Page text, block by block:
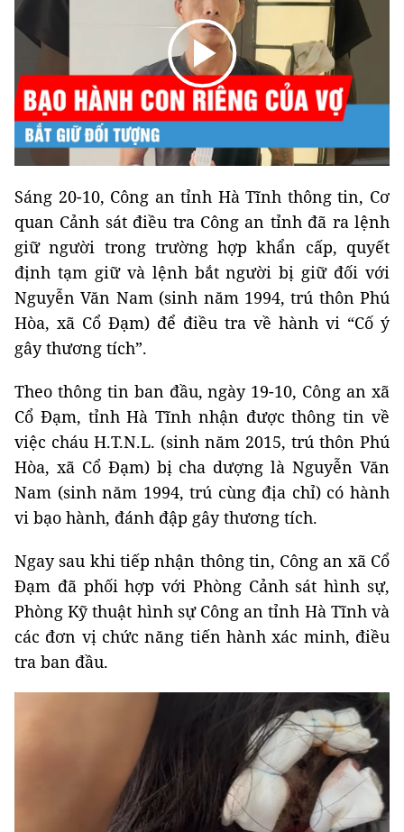
Sáng 20-10, Công an tỉnh Hà Tĩnh thông tin, Cơ
quan Cảnh sát điều tra Công an tỉnh đã ra lệnh
giữ người trong trường hợp khẩn cấp, quyết
định tạm giữ và lệnh bắt người bị giữ đối với
Nguyễn Văn Nam (sinh năm 1994, trú thôn Phú
Hòa, xã Cổ Đạm) để điều tra về hành vi “Cố ý
gây thương tích”.
Theo thông tin ban đầu, ngày 19-10, Công an xã
Cổ Đạm, tỉnh Hà Tĩnh nhận được thông tin về
việc cháu H.T.N.L. (sinh năm 2015, trú thôn Phú
Hòa, xã Cổ Đạm) bị cha dượng là Nguyễn Văn
Nam (sinh năm 1994, trú cùng địa chỉ) có hành
vi bạo hành, đánh đập gây thương tích.
Ngay sau khi tiếp nhận thông tin, Công an xã Cổ
Đạm đã phối hợp với Phòng Cảnh sát hình sự,
Phòng Kỹ thuật hình sự Công an tỉnh Hà Tĩnh và
các đơn vị chức năng tiến hành xác minh, điều
tra ban đầu.